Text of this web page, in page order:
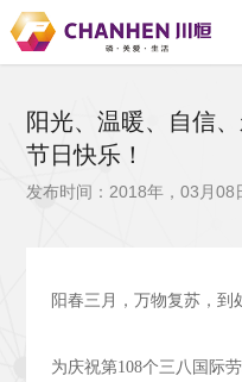
阳光、温暖、自信
节日快乐！
发布时间：2018年，03月08
阳春三月，万物复苏，到
为庆祝第108个三八国际